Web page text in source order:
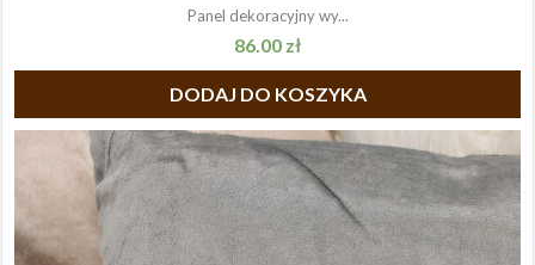
Panel dekoracyjny wy...
86.00 zł
DODAJ DO KOSZYKA